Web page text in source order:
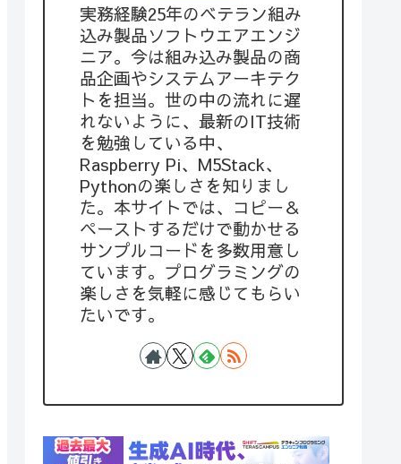
実務経験25年のベテラン組み
込み製品ソフトウエアエンジ
ニア。今は組み込み製品の商
品企画やシステムアーキテク
トを担当。世の中の流れに遅
れないように、最新のIT技術
を勉強している中、
Raspberry Pi、M5Stack、
Pythonの楽しさを知りまし
た。本サイトでは、コピー＆
ペーストするだけで動かせる
サンプルコードを多数用意し
ています。プログラミングの
楽しさを気軽に感じてもらい
たいです。